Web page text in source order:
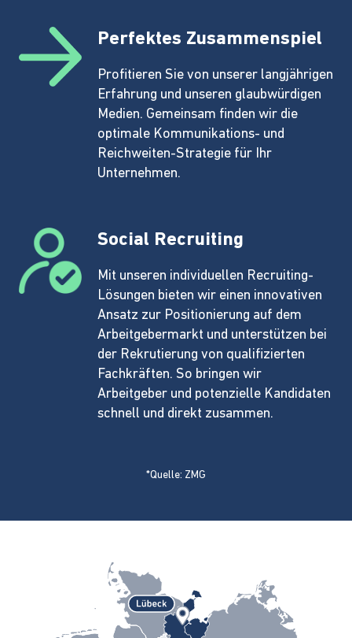
Perfektes Zusammenspiel
Profitieren Sie von unserer langjährigen
Erfahrung und unseren glaubwürdigen
Medien. Gemeinsam finden wir die
optimale Kommunikations- und
Reichweiten-Strategie für Ihr
Unternehmen.
Social Recruiting
Mit unseren individuellen Recruiting-
Lösungen bieten wir einen innovativen
Ansatz zur Positionierung auf dem
Arbeitgebermarkt und unterstützen bei
der Rekrutierung von qualifizierten
Fachkräften. So bringen wir
Arbeitgeber und potenzielle Kandidaten
schnell und direkt zusammen.
*Quelle: ZMG